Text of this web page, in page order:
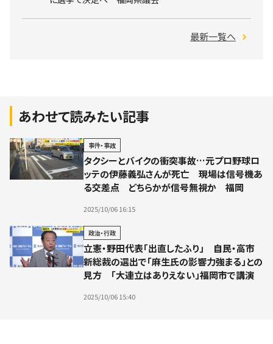
最新一覧へ
あわせて読みたい記事
事件・事故
タクシーとバイクの衝突事故…元プロ野球ロ
ッテの伊藤義弘さんが死亡 現場は信号機あ
る交差点 どちらかが信号無視か 福岡
2025/10/06 16:15
政治・行政
立憲・野田代表「出直したふり」 自民・高市
新総裁の選出で「麻生氏の影響力強まる」との
見方 「大連立はありえない」福岡市で講演
2025/10/06 15:40